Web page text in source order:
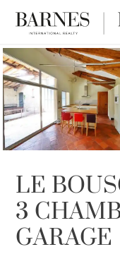
VENDU PAR BARNES
LE
3
GARAGE